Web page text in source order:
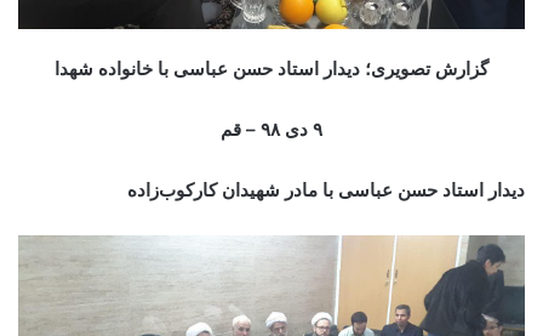
گزارش تصویری؛ دیدار استاد حسن عباسی با خانواده شهدا
۹ دی ۹۸ – قم
دیدار استاد حسن عباسی با مادر شهیدان کارکوب‌زاده